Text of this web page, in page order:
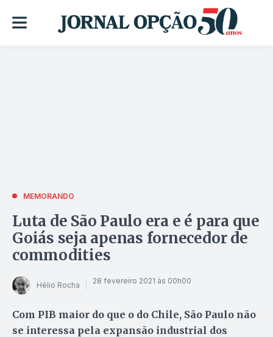
MEMORANDO
Luta de São Paulo era e é para que
Goiás seja apenas fornecedor de
commodities
Hélio Rocha 28 fevereiro 2021 às 00h00
Com PIB maior do que o do Chile, São Paulo não
se interessa pela expansão industrial dos